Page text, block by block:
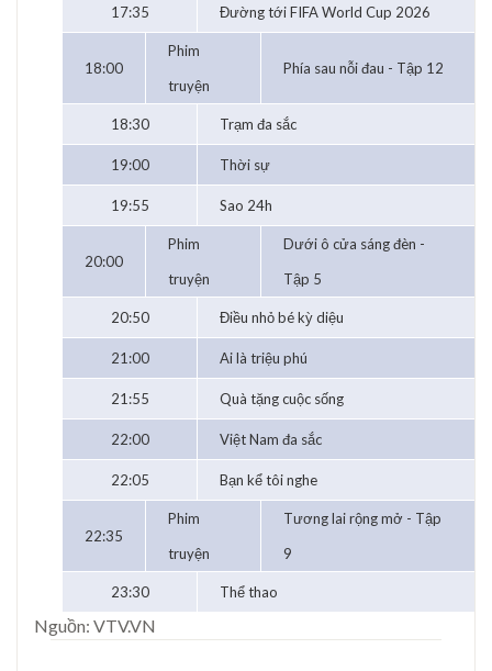
17:35 Đường tới FIFA World Cup 2026
18:00
Phim
truyện
Phía sau nỗi đau - Tập 12
18:30 Trạm đa sắc
19:00 Thời sự
19:55 Sao 24h
20:00
Phim
truyện
Dưới ô cửa sáng đèn -
Tập 5
20:50 Điều nhỏ bé kỳ diệu
21:00 Ai là triệu phú
21:55 Quà tặng cuộc sống
22:00 Việt Nam đa sắc
22:05 Bạn kể tôi nghe
22:35
Phim
truyện
Tương lai rộng mở - Tập
9
23:30 Thể thao
Nguồn: VTV.VN